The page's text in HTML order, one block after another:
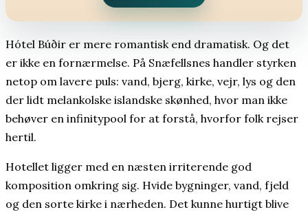
Hótel Búðir er mere romantisk end dramatisk. Og det
er ikke en fornærmelse. På Snæfellsnes handler styrken
netop om lavere puls: vand, bjerg, kirke, vejr, lys og den
der lidt melankolske islandske skønhed, hvor man ikke
behøver en infinitypool for at forstå, hvorfor folk rejser
hertil.
Hotellet ligger med en næsten irriterende god
komposition omkring sig. Hvide bygninger, vand, fjeld
og den sorte kirke i nærheden. Det kunne hurtigt blive